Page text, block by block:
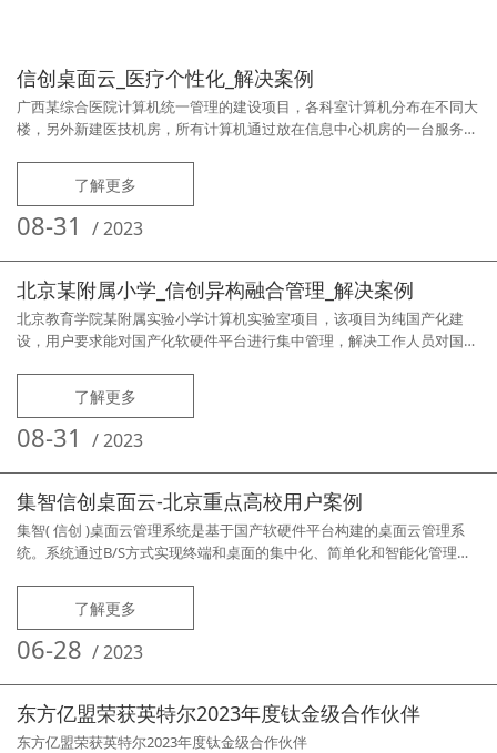
信创桌面云_医疗个性化_解决案例
广西某综合医院计算机统一管理的建设项目，各科室计算机分布在不同大
楼，另外新建医技机房，所有计算机通过放在信息中心机房的一台服务器
医院内网使用外来USB存储，经常造成外来病毒入侵，全网瘫痪，运维人
员无法断网逐一排查，造成无法彻底处理和清除病毒；科室机器常年不敢
关机、重启，怕关机、重启后计算机无法正常使用；各科室计算机需连接
不同的本地或网
了解更多
08-31 /2023
北京某附属小学_信创异构融合管理_解决案例
北京教育学院某附属实验小学计算机实验室项目，该项目为纯国产化建
设，用户要求能对国产化软硬件平台进行集中管理，解决工作人员对国产
CPU为飞腾D2000某国产品牌计算机；软件平台：操作系统为统信UOS
1050E；应用软件：电子教室管理、金山WPS文档处理、金山打字通、画
图、美图秀秀等国产软件。学校需求痛点：1、 在国产化进程中x86与国
产
了解更多
08-31 /2023
集智信创桌面云-北京重点高校用户案例
集智( 信创 )桌面云管理系统是基于国产软硬件平台构建的桌面云管理系
统。系统通过B/S方式实现终端和桌面的集中化、简单化和智能化管理，
适配，同时兼容传统X86平台和Windows系统及应用，支持软硬件异构融
合管理，业界首创互联网远程部署，支持4G、5G移动互联网、Wi-Fi无线
网远程部署与管控。产品主要功能特点超强网络部署管理能力支持
了解更多
06-28 /2023
东方亿盟荣获英特尔2023年度钛金级合作伙伴
东方亿盟荣获英特尔2023年度钛金级合作伙伴